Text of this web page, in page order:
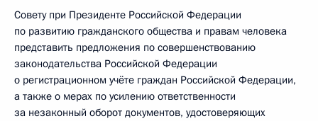
Совету при Президенте Российской Федерации
по развитию гражданского общества и правам человека
представить предложения по совершенствованию
законодательства Российской Федерации
о регистрационном учёте граждан Российской Федерации,
а также о мерах по усилению ответственности
за незаконный оборот документов, удостоверяющих